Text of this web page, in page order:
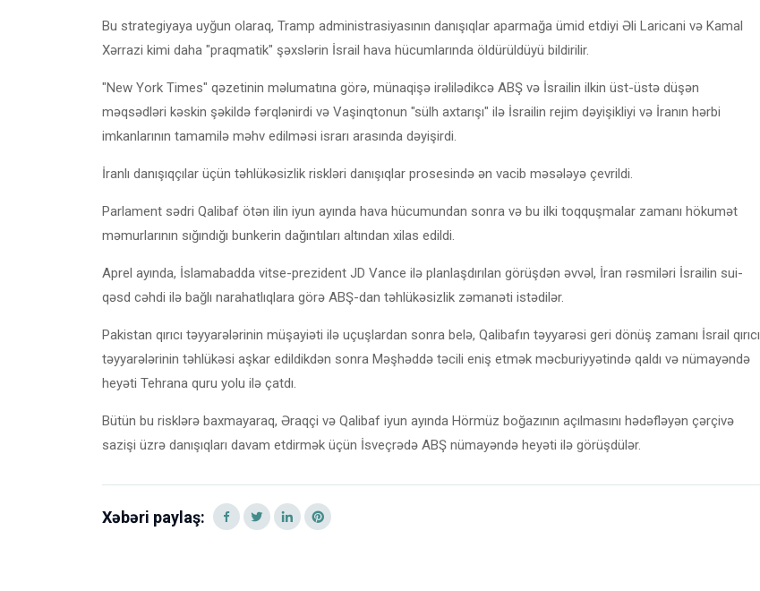
Bu strategiyaya uyğun olaraq, Tramp administrasiyasının danışıqlar aparmağa ümid etdiyi Əli Laricani və Kamal
Xərrazi kimi daha "praqmatik" şəxslərin İsrail hava hücumlarında öldürüldüyü bildirilir.
"New York Times" qəzetinin məlumatına görə, münaqişə irəlilədikcə ABŞ və İsrailin ilkin üst-üstə düşən
məqsədləri kəskin şəkildə fərqlənirdi və Vaşinqtonun "sülh axtarışı" ilə İsrailin rejim dəyişikliyi və İranın hərbi
imkanlarının tamamilə məhv edilməsi israrı arasında dəyişirdi.
İranlı danışıqçılar üçün təhlükəsizlik riskləri danışıqlar prosesində ən vacib məsələyə çevrildi.
Parlament sədri Qalibaf ötən ilin iyun ayında hava hücumundan sonra və bu ilki toqquşmalar zamanı hökumət
məmurlarının sığındığı bunkerin dağıntıları altından xilas edildi.
Aprel ayında, İslamabadda vitse-prezident JD Vance ilə planlaşdırılan görüşdən əvvəl, İran rəsmiləri İsrailin sui-
qəsd cəhdi ilə bağlı narahatlıqlara görə ABŞ-dan təhlükəsizlik zəmanəti istədilər.
Pakistan qırıcı təyyarələrinin müşayiəti ilə uçuşlardan sonra belə, Qalibafın təyyarəsi geri dönüş zamanı İsrail qırıcı
təyyarələrinin təhlükəsi aşkar edildikdən sonra Məşhəddə təcili eniş etmək məcburiyyətində qaldı və nümayəndə
heyəti Tehrana quru yolu ilə çatdı.
Bütün bu risklərə baxmayaraq, Əraqçi və Qalibaf iyun ayında Hörmüz boğazının açılmasını hədəfləyən çərçivə
sazişi üzrə danışıqları davam etdirmək üçün İsveçrədə ABŞ nümayəndə heyəti ilə görüşdülər.
Xəbəri paylaş: